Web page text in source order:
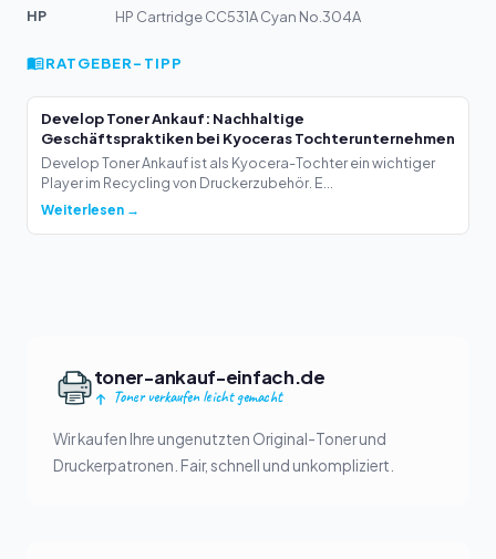
HP
HP Cartridge CC531A Cyan No.304A
RATGEBER-TIPP
Develop Toner Ankauf: Nachhaltige
Geschäftspraktiken bei Kyoceras Tochterunternehmen
Develop Toner Ankauf ist als Kyocera-Tochter ein wichtiger
Player im Recycling von Druckerzubehör. E...
Weiterlesen →
toner-ankauf-einfach.de
Toner verkaufen leicht gemacht
Wir kaufen Ihre ungenutzten Original-Toner und
Druckerpatronen. Fair, schnell und unkompliziert.